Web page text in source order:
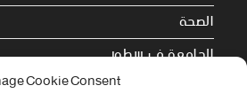
Cookie Consent
الصحة
الجامعة في سطور
Cookie Policy (EU)